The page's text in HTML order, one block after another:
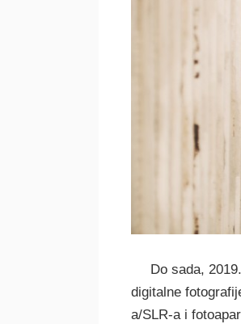
Do sada,
digitalne
a/SLR-a i